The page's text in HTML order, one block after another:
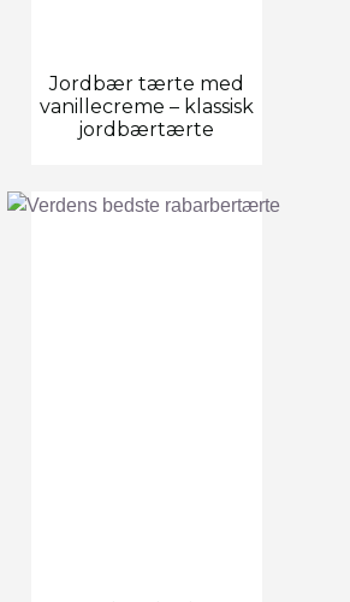
Jordbær tærte med
vanillecreme – klassisk
jordbærtærte